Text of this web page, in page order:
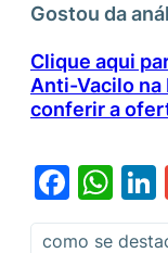
Gostou da
Clique aqui
Anti-Vacilo na
conferir a
como se